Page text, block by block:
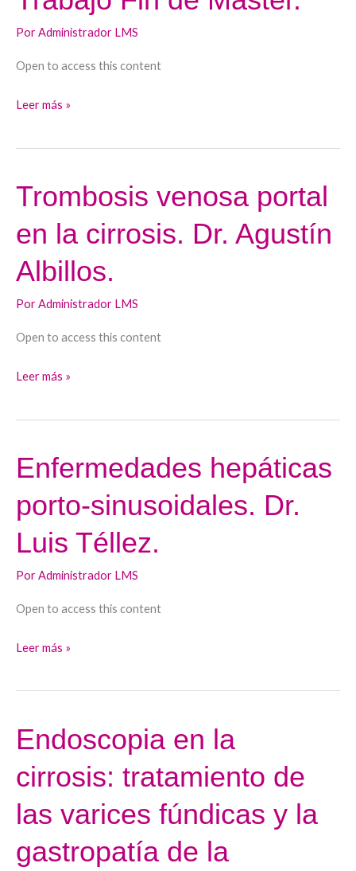
PorAdministrador LMS
Open to access this content
Fin
de
Leer más »
Trombosis venosa portal
en la cirrosis. Dr. Agustín
Albillos.
PorAdministrador LMS
Open to access this content
Trombosis
venosa
portal
la
Agustín
Leer más »
Enfermedades hepáticas
porto-sinusoidales. Dr.
Luis Téllez.
PorAdministrador LMS
Open to access this content
Enfermedades
hepáticas
porto-
sinusoidales.
Leer más »
Endoscopia en la
cirrosis: tratamiento de
las varices fúndicas y la
gastropatía de la
Endoscopia
en
la
tratamiento
las